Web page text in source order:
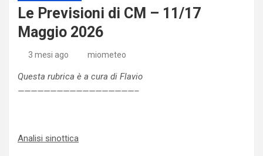
Le Previsioni di CM – 11/17
Maggio 2026
3 mesi ago miometeo
Questa rubrica è a cura di Flavio
——————————————————–
Analisi sinottica